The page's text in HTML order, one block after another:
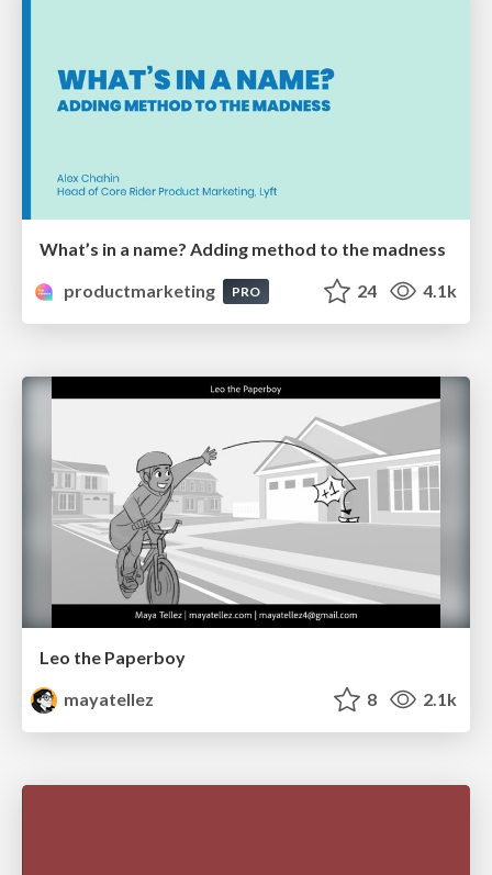
What’s in a name? Adding method to the madness
productmarketing
PRO 24 4.1k
Leo the Paperboy
mayatellez
8 2.1k